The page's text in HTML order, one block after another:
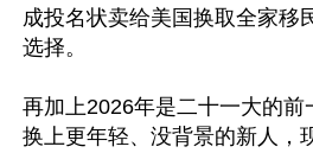
成投名状卖给美国换取全家移
选择。
再加上2026年是二十一大的
换上更年轻、没背景的新人，